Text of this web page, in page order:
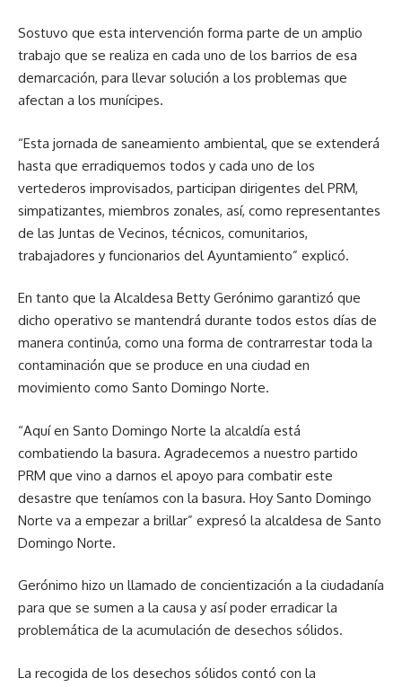
Sostuvo que esta intervención forma parte de un amplio
trabajo que se realiza en cada uno de los barrios de esa
demarcación, para llevar solución a los problemas que
afectan a los munícipes.
“Esta jornada de saneamiento ambiental, que se extenderá
hasta que erradiquemos todos y cada uno de los
vertederos improvisados, participan dirigentes del PRM,
simpatizantes, miembros zonales, así, como representantes
de las Juntas de Vecinos, técnicos, comunitarios,
trabajadores y funcionarios del Ayuntamiento” explicó.
En tanto que la Alcaldesa Betty Gerónimo garantizó que
dicho operativo se mantendrá durante todos estos días de
manera continúa, como una forma de contrarrestar toda la
contaminación que se produce en una ciudad en
movimiento como Santo Domingo Norte.
“Aquí en Santo Domingo Norte la alcaldía está
combatiendo la basura. Agradecemos a nuestro partido
PRM que vino a darnos el apoyo para combatir este
desastre que teníamos con la basura. Hoy Santo Domingo
Norte va a empezar a brillar” expresó la alcaldesa de Santo
Domingo Norte.
Gerónimo hizo un llamado de concientización a la ciudadanía
para que se sumen a la causa y así poder erradicar la
problemática de la acumulación de desechos sólidos.
La recogida de los desechos sólidos contó con la